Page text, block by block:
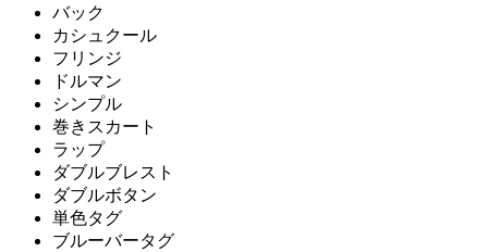
バック
カシュクール
フリンジ
ドルマン
シンプル
巻きスカート
ラップ
ダブルブレスト
ダブルボタン
単色タグ
ブルーバータグ